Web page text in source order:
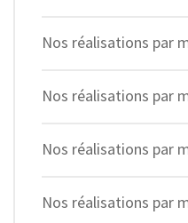
Nos réalisations par
Nos réalisations par
Nos réalisations par
Nos réalisations par